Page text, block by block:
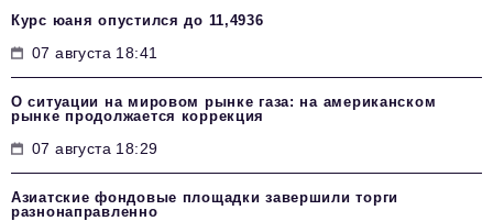
Курс юаня опустился до 11,4936
07 августа 18:41
О ситуации на мировом рынке газа: на американском
рынке продолжается коррекция
07 августа 18:29
Азиатские фондовые площадки завершили торги
разнонаправленно